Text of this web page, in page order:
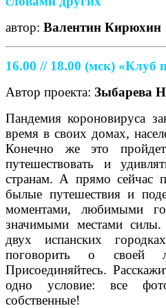
автор: Валентин Кирюхин
16.00 // 18.00 (мск) «Клуб
Автор проекта: Зыбарева
Пандемия короновируса
время в своих домах,
Конечно же это
путешествовать и
странам. А прямо сейчас
былые путешествия и
моментами, любимыми
значимыми местами силы.
двух испанских
поговорить о своей
Присоединяйтесь.
одно условие: все
собственные!